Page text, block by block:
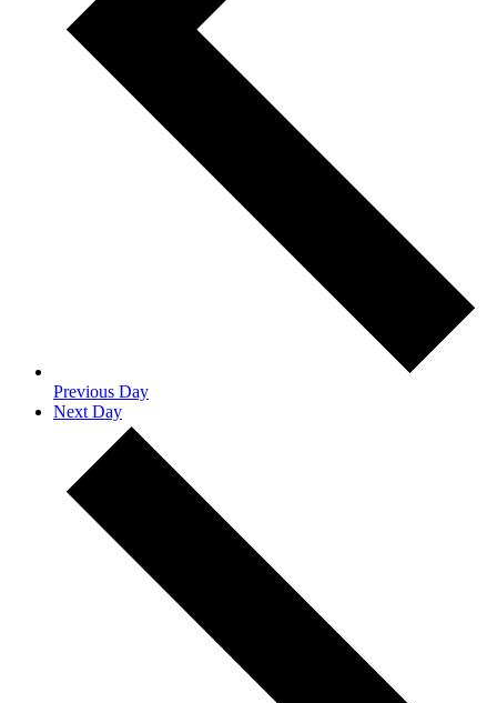
Previous Day
Next Day